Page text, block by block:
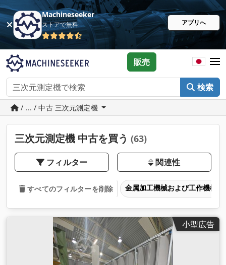
Machineseeker
ストアで無料 アプリへ
検索
販売
/ ... / 中古 三次元測定機
三次元測定機 中古を買う (63)
フィルター 関連性
すべてのフィルターを削除 金属加工機械および工作機械
小型広告